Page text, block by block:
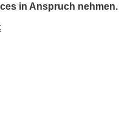
in Anspruch nehmen.